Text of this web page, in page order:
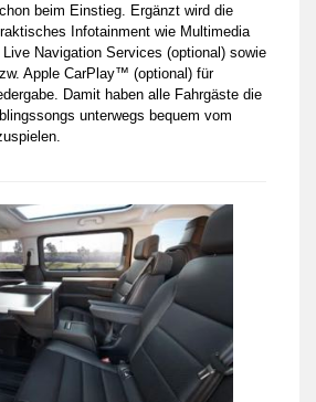
beim Einstieg. Ergänzt wird die
Infotainment wie Multimedia
Navigation Services (optional) sowie
Apple CarPlay™ (optional) für
Damit haben alle Fahrgäste die
unterwegs bequem vom